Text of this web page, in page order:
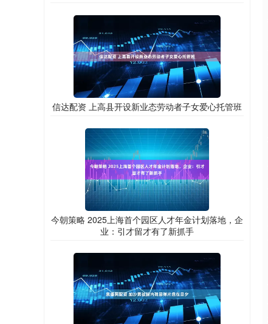
信达配资 上高县开设新业态劳动者子女爱心托管班
今朝策略 2025上海首个园区人才年金计划落地，企
业：引才留才有了新抓手